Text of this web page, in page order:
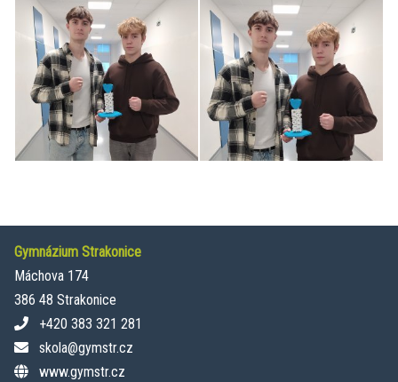
Gymnázium Strakonice
Máchova 174
386 48 Strakonice
+420 383 321 281
skola@gymstr.cz
www.gymstr.cz